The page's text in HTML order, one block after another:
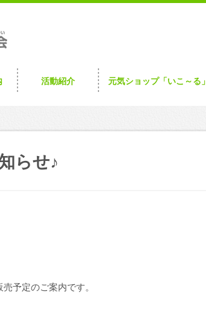
活動紹介 元気ショップ「いこ～る」
らせ♪
予定のご案内です。